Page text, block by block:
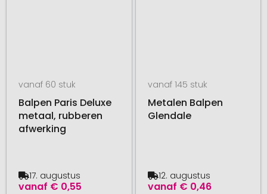
vanaf 60 stuk
Balpen Paris Deluxe
metaal, rubberen
afwerking
vanaf € 0,55
17. augustus
vanaf 145 stuk
Metalen Balpen
Glendale
vanaf € 0,46
12. augustus